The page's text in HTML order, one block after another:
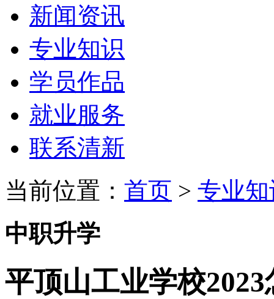
新闻资讯
专业知识
学员作品
就业服务
联系清新
当前位置： 首页 > 专业
中职升学
平顶山工业学校